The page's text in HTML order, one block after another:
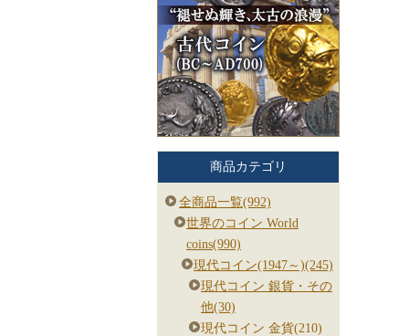
商品カテゴリ
全商品一覧(992)
世界のコイン World
coins(990)
現代コイン(1947～)(245)
現代コイン 銀貨・その
他(30)
現代コイン 金貨(210)